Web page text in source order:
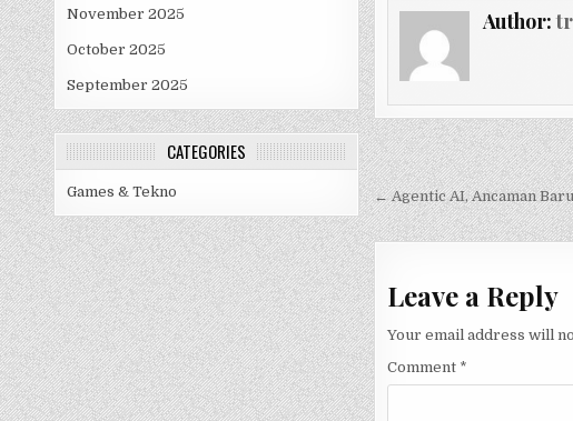
November 2025
October 2025
September 2025
CATEGORIES
Games & Tekno
Author:
Post
navigation
← Agentic AI, Ancaman
Leave a Reply
Your email address will
Comment *